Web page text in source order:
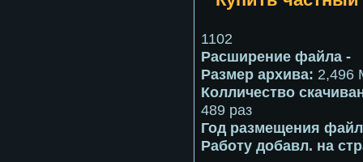
1102
Расширение файла -
Размер архива: 2,496
Колличество
489 раз
Год размещения
Работу добавл. на